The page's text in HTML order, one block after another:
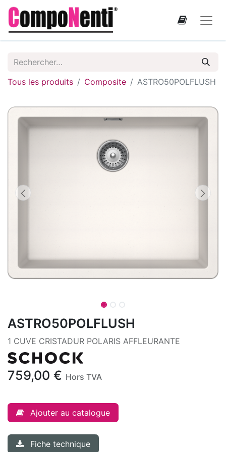
Tous les produits Composite ASTRO50POLFLUSH
ASTRO50POLFLUSH
1 CUVE CRISTADUR POLARIS AFFLEURANTE
759,00 € Hors TVA
Ajouter au catalogue
Fiche technique